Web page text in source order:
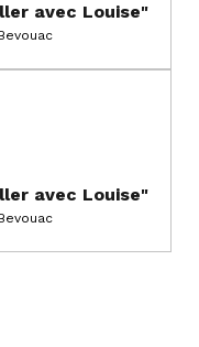
avec Louise"
avec Louise"